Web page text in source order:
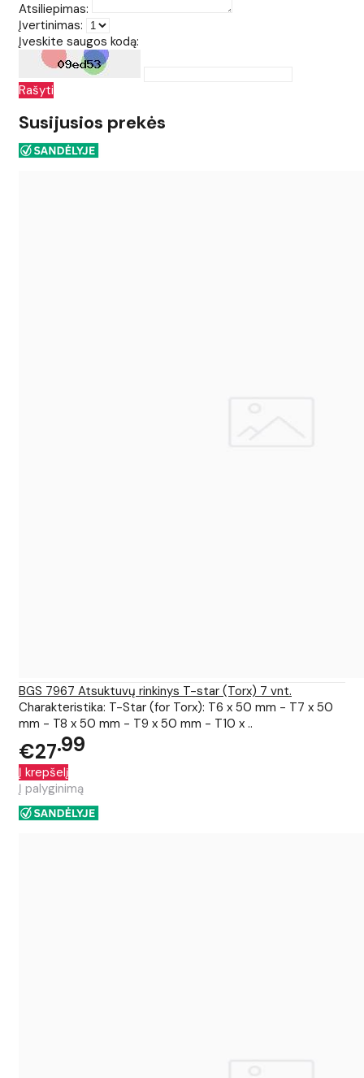
Atsiliepimas:
Įvertinimas:
Įveskite saugos kodą:
Rašyti
Susijusios prekės
BGS 7967 Atsuktuvų rinkinys T-star (Torx) 7 vnt.
Charakteristika: T-Star (for Torx): T6 x 50 mm - T7 x 50
mm - T8 x 50 mm - T9 x 50 mm - T10 x ..
€27 99
Į krepšelį
Į palyginimą